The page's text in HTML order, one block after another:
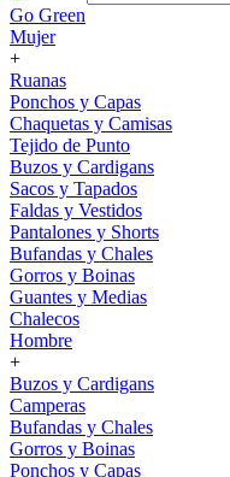
Go Green
Mujer
+
Ruanas
Ponchos y Capas
Chaquetas y Camisas
Tejido de Punto
Buzos y Cardigans
Sacos y Tapados
Faldas y Vestidos
Pantalones y Shorts
Bufandas y Chales
Gorros y Boinas
Guantes y Medias
Chalecos
Hombre
+
Buzos y Cardigans
Camperas
Bufandas y Chales
Gorros y Boinas
Ponchos y Capas